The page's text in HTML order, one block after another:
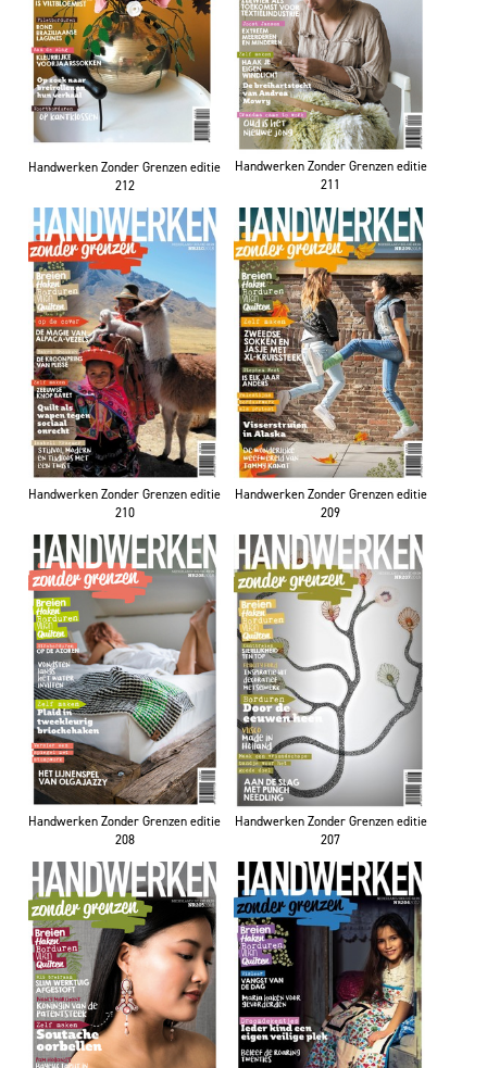
Handwerken Zonder Grenzen editie
212
Handwerken Zonder Grenzen editie
211
Handwerken Zonder Grenzen editie
210
Handwerken Zonder Grenzen editie
209
Handwerken Zonder Grenzen editie
208
Handwerken Zonder Grenzen editie
207